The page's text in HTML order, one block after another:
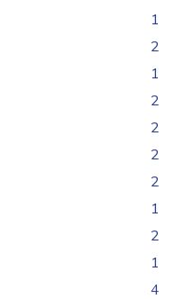
1
2
1
2
2
2
2
1
2
1
4